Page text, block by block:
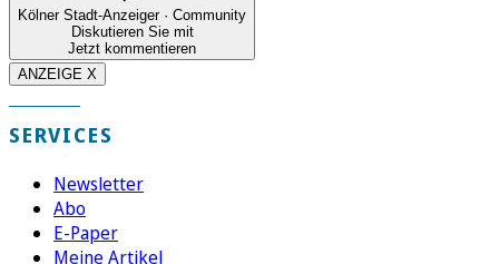
Kölner Stadt-Anzeiger · Community
Diskutieren Sie mit
Jetzt kommentieren
ANZEIGE X
SERVICES
Newsletter
Abo
E-Paper
Meine Artikel